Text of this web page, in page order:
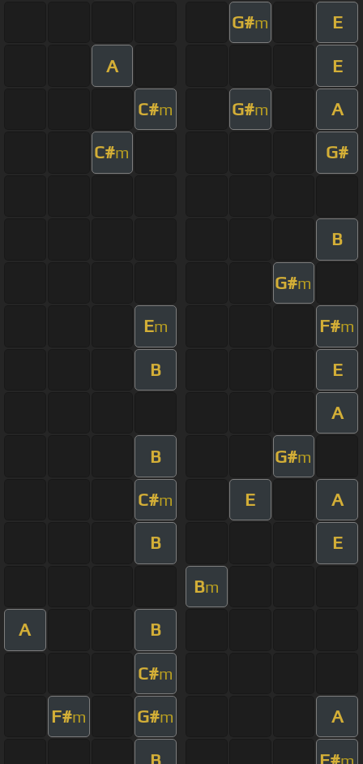
G#m E
A E
C#m G#m A
C#m G#
B
G#m
Em F#m
B E
A
B G#m
C#m E A
B E
Bm
A B
C#m
F#m G#m A
B F#m